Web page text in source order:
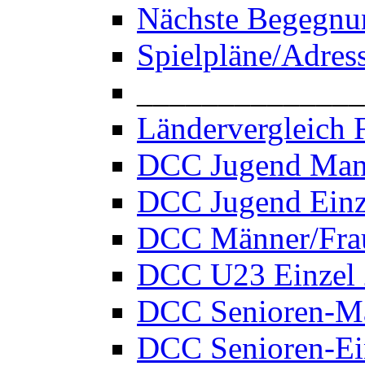
Nächste
Spielpläne/
Ländervergleich
DCC Jugend
DCC Jugend
DCC Männer/
DCC U23 Einzel
DCC Senioren-
DCC Senioren-